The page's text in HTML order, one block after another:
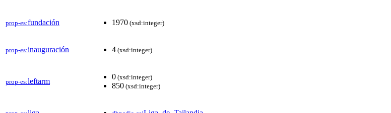
prop-es:fundación 1970 (xsd:integer)
prop-es:inauguración 4 (xsd:integer)
prop-es:leftarm
0 (xsd:integer)
850 (xsd:integer)